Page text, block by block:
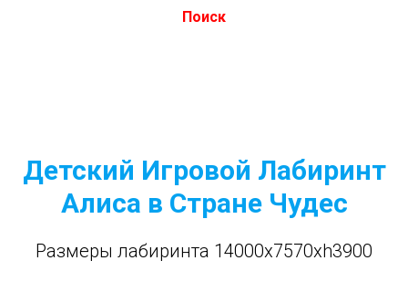
Поиск
Детский Игровой Лабиринт
Алиса в Стране Чудес
Размеры лабиринта 14000x7570xh3900